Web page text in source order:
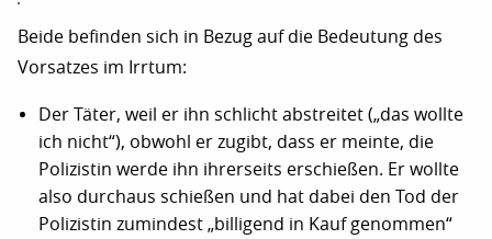
Beide befinden sich in Bezug auf die Bedeutung des
Vorsatzes im Irrtum:
Der Täter, weil er ihn schlicht abstreitet („das wollte
ich nicht“), obwohl er zugibt, dass er meinte, die
Polizistin werde ihn ihrerseits erschießen. Er wollte
also durchaus schießen und hat dabei den Tod der
Polizistin zumindest „billigend in Kauf genommen“